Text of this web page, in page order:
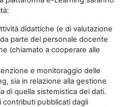
didattiche (e di valutazione
parte del personale docente
(chiamato a cooperare alle
e monitoraggio delle
sia in relazione alla gestione
di quella sistemistica dei dati.
contributi pubblicati dagli